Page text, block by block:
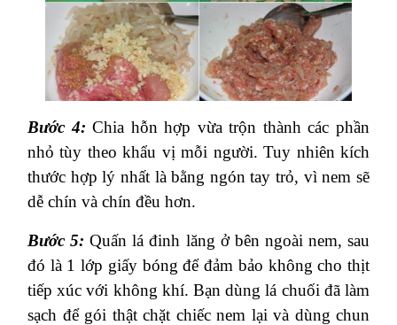
Bước 4: Chia hỗn hợp vừa trộn thành các phần
nhỏ tùy theo khẩu vị mỗi người. Tuy nhiên kích
thước hợp lý nhất là bằng ngón tay trỏ, vì nem sẽ
dễ chín và chín đều hơn.
Bước 5: Quấn lá đinh lăng ở bên ngoài nem, sau
đó là 1 lớp giấy bóng để đảm bảo không cho thịt
tiếp xúc với không khí. Bạn dùng lá chuối đã làm
sạch để gói thật chặt chiếc nem lại và dùng chun